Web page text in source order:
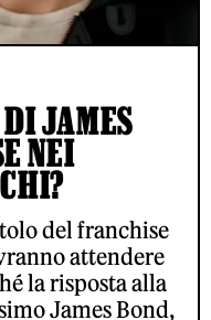
JAMES
NEI
del franchise
attendere
la risposta alla
James Bond,